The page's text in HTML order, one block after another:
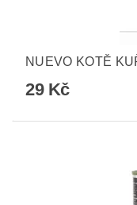
NUEVO KOTĚ
29 Kč